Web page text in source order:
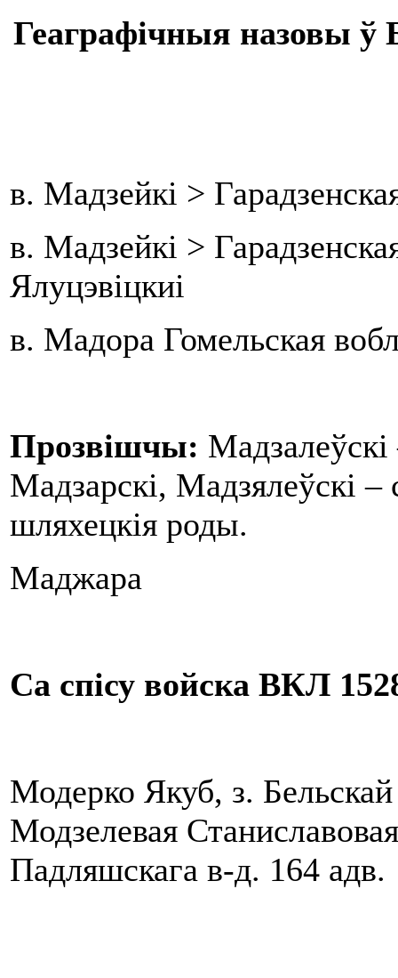
Геаграфічныя назовы ў
в. Мадзейкі >
в. Мадзейкі >
Ялуцэвіцкиі
в. Мадора Гомельская
Прозвішчы:
Мадзарскі, Мадзялеўскі
шляхецкія роды.
Маджара
Са спісу войска ВКЛ
Модерко Якуб, з.
Модзелевая
Падляшскага в-д. 164 адв.